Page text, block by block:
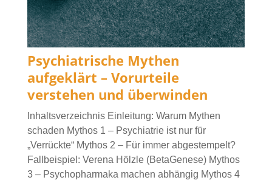
Psychiatrische Mythen
aufgeklärt – Vorurteile
verstehen und überwinden
Inhaltsverzeichnis Einleitung: Warum Mythen
schaden Mythos 1 – Psychiatrie ist nur für
„Verrückte“ Mythos 2 – Für immer abgestempelt?
Fallbeispiel: Verena Hölzle (BetaGenese) Mythos
3 – Psychopharmaka machen abhängig Mythos 4